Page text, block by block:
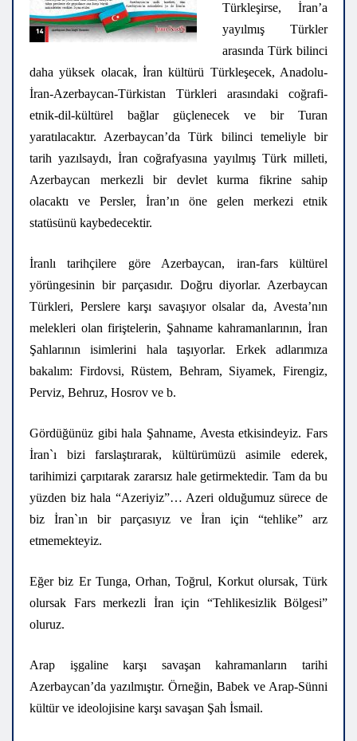
Türkleşirse, İran’a
yayılmış Türkler
arasında Türk bilinci
daha yüksek olacak, İran kültürü Türkleşecek, Anadolu-
İran-Azerbaycan-Türkistan Türkleri arasındaki coğrafi-
etnik-dil-kültürel bağlar güçlenecek ve bir Turan
yaratılacaktır. Azerbaycan’da Türk bilinci temeliyle bir
tarih yazılsaydı, İran coğrafyasına yayılmış Türk milleti,
Azerbaycan merkezli bir devlet kurma fikrine sahip
olacaktı ve Persler, İran’ın öne gelen merkezi etnik
statüsünü kaybedecektir.
İranlı tarihçilere göre Azerbaycan, iran-fars kültürel
yörüngesinin bir parçasıdır. Doğru diyorlar. Azerbaycan
Türkleri, Perslere karşı savaşıyor olsalar da, Avesta’nın
melekleri olan firiştelerin, Şahname kahramanlarının, İran
Şahlarının isimlerini hala taşıyorlar. Erkek adlarımıza
bakalım: Firdovsi, Rüstem, Behram, Siyamek, Firengiz,
Perviz, Behruz, Hosrov ve b.
Gördüğünüz gibi hala Şahname, Avesta etkisindeyiz. Fars
İran`ı bizi farslaştırarak, kültürümüzü asimile ederek,
tarihimizi çarpıtarak zararsız hale getirmektedir. Tam da bu
yüzden biz hala “Azeriyiz”… Azeri olduğumuz sürece de
biz İran`ın bir parçasıyız ve İran için “tehlike” arz
etmemekteyiz.
Eğer biz Er Tunga, Orhan, Toğrul, Korkut olursak, Türk
olursak Fars merkezli İran için “Tehlikesizlik Bölgesi”
oluruz.
Arap işgaline karşı savaşan kahramanların tarihi
Azerbaycan’da yazılmıştır. Örneğin, Babek ve Arap-Sünni
kültür ve ideolojisine karşı savaşan Şah İsmail.